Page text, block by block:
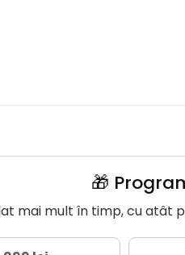
🎁
mai mult în timp, cu atât